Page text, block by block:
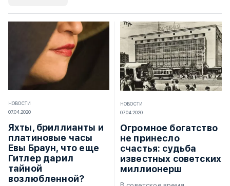
НОВОСТИ
07.04.2020
Яхты, бриллианты и
платиновые часы
Евы Браун, что еще
Гитлер дарил
тайной
возлюбленной?
НОВОСТИ
07.04.2020
Огромное богатство
не принесло
счастья: судьба
известных советских
миллионерш